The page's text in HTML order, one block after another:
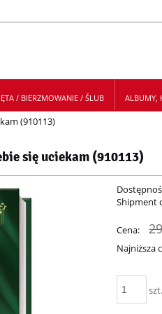
/ BIERZMOWANIE / ŚLUB ALBUMY,
(910113)
się uciekam (910113)
Shipment
Cena:
Najniższa
szt.